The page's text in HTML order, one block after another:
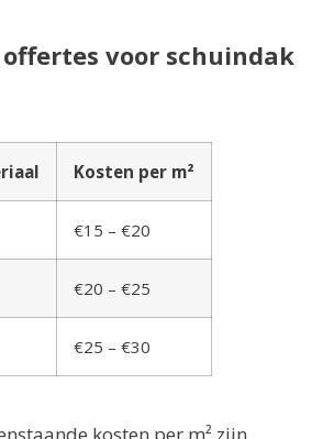
voor schuindak
Kosten per m²
€15 – €20
€20 – €25
€25 – €30
kosten per m² zijn